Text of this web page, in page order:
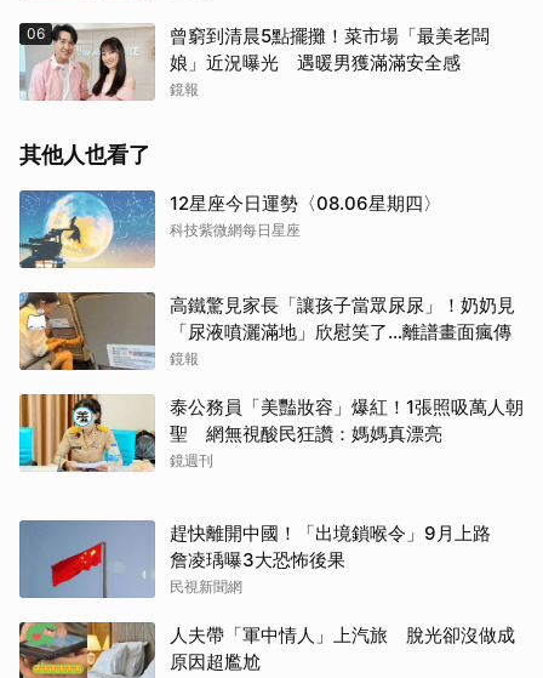
06
曾窮到清晨5點擺攤！菜市場「最美老闆
娘」近況曝光 遇暖男獲滿滿安全感
鏡報
其他人也看了
12星座今日運勢〈08.06星期四〉
科技紫微網每日星座
高鐵驚見家長「讓孩子當眾尿尿」！奶奶見
「尿液噴灑滿地」欣慰笑了…離譜畫面瘋傳
鏡報
泰公務員「美豔妝容」爆紅！1張照吸萬人朝
聖 網無視酸民狂讚：媽媽真漂亮
鏡週刊
趕快離開中國！「出境鎖喉令」9月上路
詹凌瑀曝3大恐怖後果
民視新聞網
人夫帶「軍中情人」上汽旅 脫光卻沒做成
原因超尷尬